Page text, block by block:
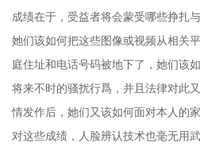
成绩在于，受益者将会蒙受哪些挣扎
她们该如何把这些图像或视频从相关
庭住址和电话号码被地下了，她们该
将来不时的骚扰行爲，并且法律对此
情发作后，她们又该如何面对本人的
对这些成绩，人脸辨认技术也毫无用